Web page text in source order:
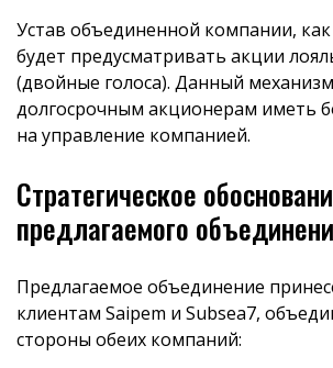
Устав объединенной компании,
будет предусматривать акции
(двойные голоса). Данный
долгосрочным акционерам иметь
на управление компанией.
Стратегическое
предлагаемого
Предлагаемое объединение
клиентам Saipem и Subsea7,
стороны обеих компаний: